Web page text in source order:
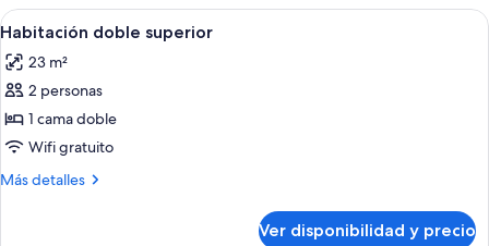
Ver
todas
las
fotos
de
Habitación
doble
Habitación de hotel con una cama
4
Habitación doble superior
23 m²
2 personas
1 cama doble
Wifi gratuito
Más detalles
Más
Ver disponibilidad y precio